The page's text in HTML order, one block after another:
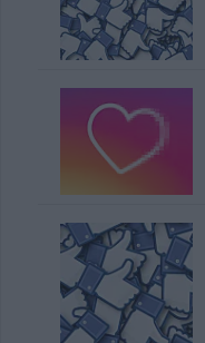
använder
våra